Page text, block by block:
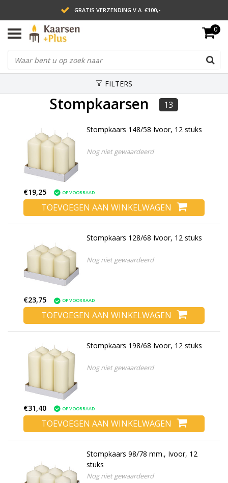
GRATIS VERZENDING V.A. €100,-
LEVERING BINNEN 2 WERKDAGEN
ACHTERAF BETALEN VIA AFTERPAY
0
FILTERS
Stompkaarsen 13
Stompkaars 148/58 Ivoor, 12 stuks
Nog niet gewaardeerd
€19,25 OP VOORRAAD
TOEVOEGEN AAN WINKELWAGEN
Stompkaars 128/68 Ivoor, 12 stuks
Nog niet gewaardeerd
€23,75 OP VOORRAAD
TOEVOEGEN AAN WINKELWAGEN
Stompkaars 198/68 Ivoor, 12 stuks
Nog niet gewaardeerd
€31,40 OP VOORRAAD
TOEVOEGEN AAN WINKELWAGEN
Stompkaars 98/78 mm., Ivoor, 12
stuks
Nog niet gewaardeerd